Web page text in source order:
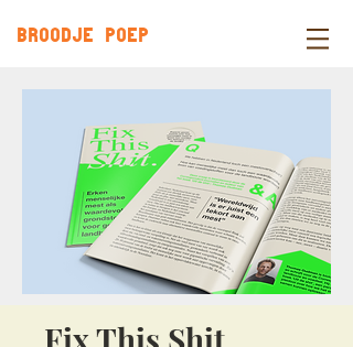
BROODJE POEP
Fix This Shit